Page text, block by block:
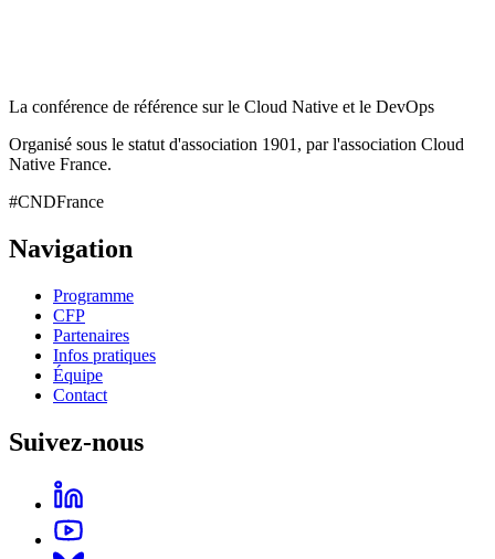
La conférence de référence sur le Cloud Native et le DevOps
Organisé sous le statut d'association 1901, par l'association Cloud
Native France.
#CNDFrance
Navigation
Programme
CFP
Partenaires
Infos pratiques
Équipe
Contact
Suivez-nous